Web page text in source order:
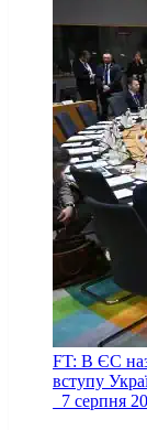
FT: В ЄС
вступу
7 серпня